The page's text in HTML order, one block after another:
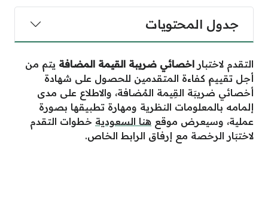
جدول المحتويات
التقدم لاختبار اخصائي ضريبة القيمة المضافة يتم من
أجل تقييم كفاءة المتقدمين للحصول على شهادة
أخصائي ضريبَة القِيمة المُضافة، والاطلاع على مدى
إلمامه بالمعلومات النظرية ومهارة تطبيقها بصورة
عملية، وسيعرض موقع هنا السعودية خطوات التقدم
لاختبَار الرخصة مع إرفاق الرابط الخاص.